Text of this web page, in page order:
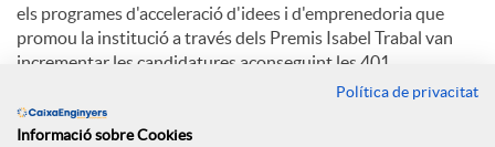
els programes d'acceleració d'idees i d'emprenedoria que
promou la institució a través dels Premis Isabel Trabal van
incrementar les candidatures aconseguint les 401.
Perspectives per al 2025
Política de privacitat
Informació sobre Cookies